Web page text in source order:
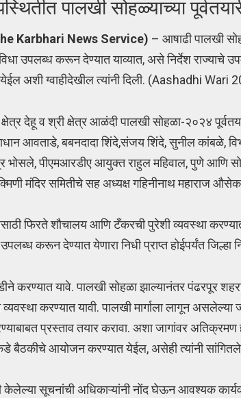
पालखी सोहळ्याच्या
Karbhari News Service) – आषाढी पालखी
उपलब्ध करून देण्यात याव्यात, असे निर्देश राज्याचे
अशी ग्वाहीदेखील त्यांनी दिली. (Aashadhi Wari
देहू व श्री क्षेत्र आळंदी पालखी सोहळा-२०२४
आवताडे, बबनदादा शिंदे,संजय शिंदे, सुनील कांबळे,
पीएमआरडीए आयुक्त राहुल महिवाल, पुणे आणि
मंदिर समितीचे सह अध्यक्ष गहिनीनाथ महाराज
फिरते शौचालय आणि टँकरची पुरेशी व्यवस्था
करून देण्यात येणारा निधी प्राप्त होईपर्यंत जिल्हा
करण्यात यावे. पालखी सोहळा झाल्यानंतर पंढरपूर
व्यवस्था करण्यात यावी. पालखी मार्गाला लागून
प्रस्ताव तयार करावा. अशा जागांवर अतिक्रमण
बैठकीचे आयोजन करण्यात येईल, असेही त्यांनी
केलेल्या सूचनांची अधिकाऱ्यांनी नोंद घेऊन आवश्यक